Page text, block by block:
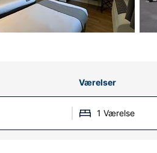
Værelser
1 Værelse